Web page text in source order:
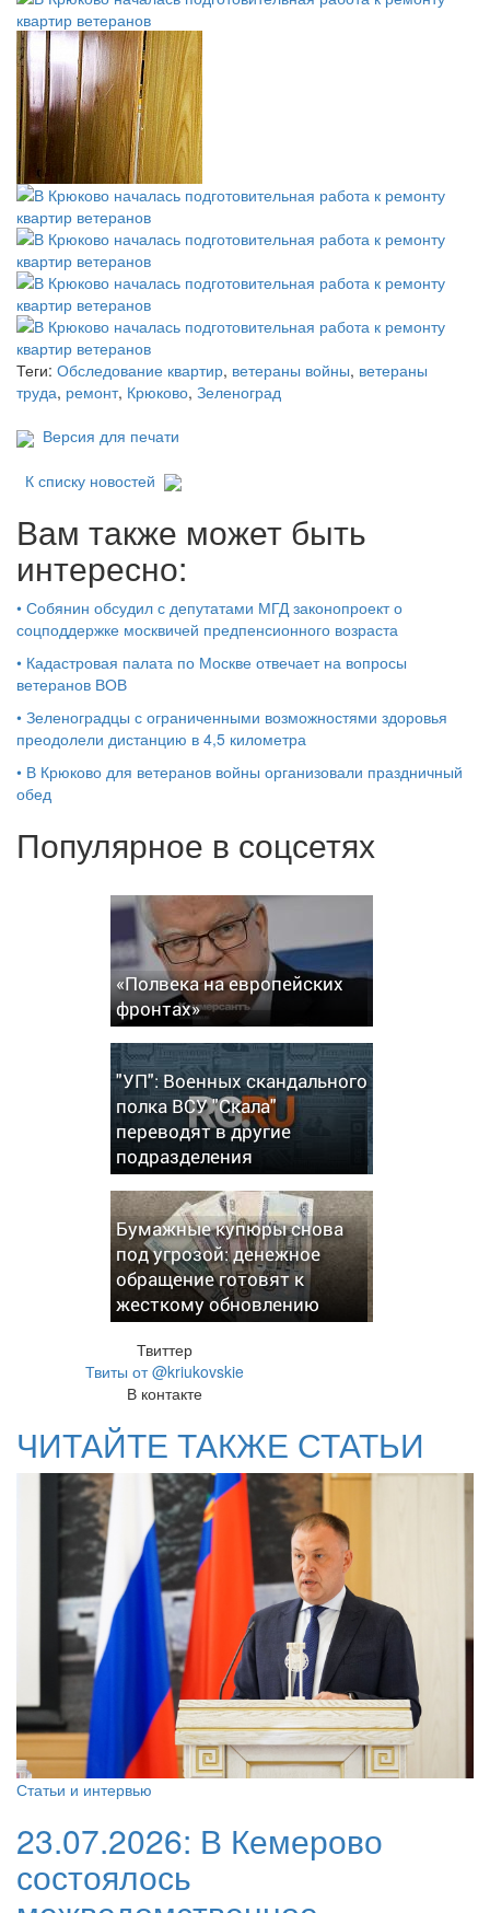
Теги: Обследование квартир, ветераны войны, ветераны
труда, ремонт, Крюково, Зеленоград
Версия для печати
К списку новостей
Вам также может быть
интересно:
• Собянин обсудил с депутатами МГД законопроект о
соцподдержке москвичей предпенсионного возраста
• Кадастровая палата по Москве отвечает на вопросы
ветеранов ВОВ
• Зеленоградцы с ограниченными возможностями здоровья
преодолели дистанцию в 4,5 километра
• В Крюково для ветеранов войны организовали праздничный
обед
Популярное в соцсетях
«Полвека на европейских
фронтах»
"УП": Военных скандального
полка ВСУ "Скала"
переводят в другие
подразделения
Бумажные купюры снова
под угрозой: денежное
обращение готовят к
жесткому обновлению
Твиттер
Твиты от @kriukovskie
В контакте
ЧИТАЙТЕ ТАКЖЕ СТАТЬИ
Статьи и интервью
23.07.2026: В Кемерово
состоялось